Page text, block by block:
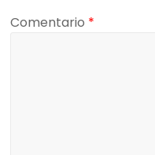
Comentario *